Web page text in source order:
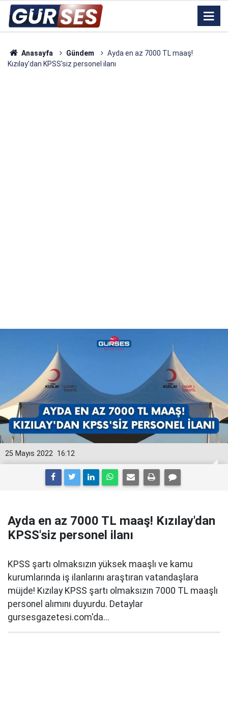
Anasayfa Gündem
Ayda en az 7000 TL maaş!
Kızılay'dan KPSS'siz personel ilanı
16:12
25 Mayıs 2022
Ayda en az 7000 TL maaş! Kızılay'dan
KPSS'siz personel ilanı
KPSS şartı olmaksızın yüksek maaşlı ve kamu
kurumlarında iş ilanlarını araştıran vatandaşlara
müjde! Kızılay KPSS şartı olmaksızın 7000 TL maaşlı
personel alımını duyurdu. Detaylar
gursesgazetesi.com'da...